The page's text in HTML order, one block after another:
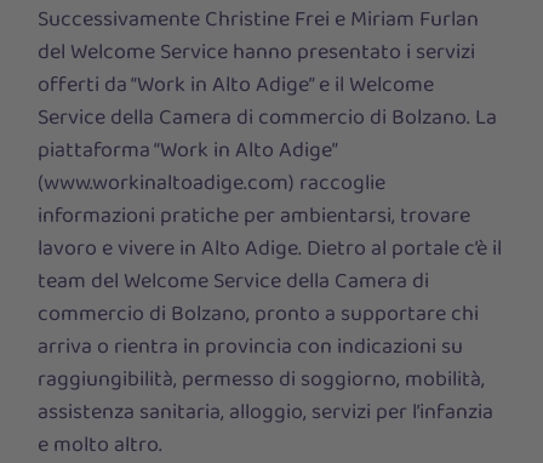
Successivamente Christine Frei e Miriam Furlan
del Welcome Service hanno presentato i servizi
offerti da “Work in Alto Adige” e il Welcome
Service della Camera di commercio di Bolzano. La
piattaforma “Work in Alto Adige”
(www.workinaltoadige.com) raccoglie
informazioni pratiche per ambientarsi, trovare
lavoro e vivere in Alto Adige. Dietro al portale c’è il
team del Welcome Service della Camera di
commercio di Bolzano, pronto a supportare chi
arriva o rientra in provincia con indicazioni su
raggiungibilità, permesso di soggiorno, mobilità,
assistenza sanitaria, alloggio, servizi per l’infanzia
e molto altro.